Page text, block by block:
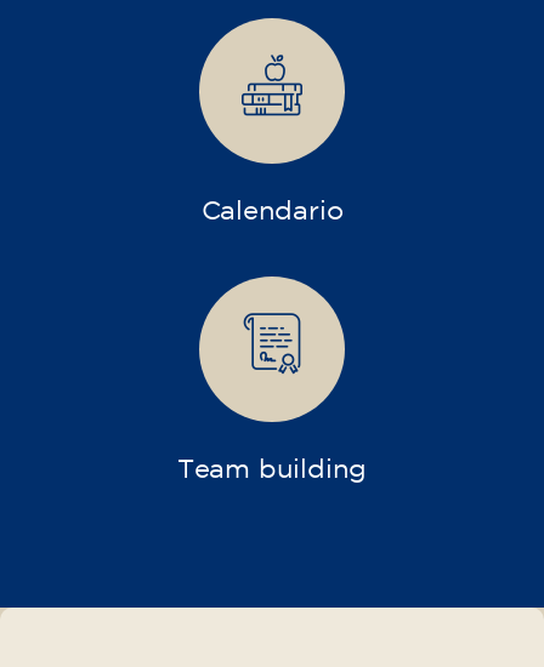
Calendario
Team building